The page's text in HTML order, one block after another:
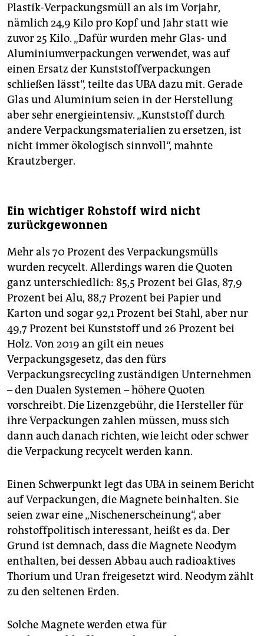
Plastik-Verpackungsmüll an als im Vorjahr,
nämlich 24,9 Kilo pro Kopf und Jahr statt wie
zuvor 25 Kilo. „Dafür wurden mehr Glas- und
Aluminiumverpackungen verwendet, was auf
einen Ersatz der Kunststoffverpackungen
schließen lässt“, teilte das UBA dazu mit. Gerade
Glas und Aluminium seien in der Herstellung
aber sehr energieintensiv. „Kunststoff durch
andere Verpackungsmaterialien zu ersetzen, ist
nicht immer ökologisch sinnvoll“, mahnte
Krautzberger.
Ein wichtiger Rohstoff wird nicht
zurückgewonnen
Mehr als 70 Prozent des Verpackungsmülls
wurden recycelt. Allerdings waren die Quoten
ganz unterschiedlich: 85,5 Prozent bei Glas, 87,9
Prozent bei Alu, 88,7 Prozent bei Papier und
Karton und sogar 92,1 Prozent bei Stahl, aber nur
49,7 Prozent bei Kunststoff und 26 Prozent bei
Holz. Von 2019 an gilt ein neues
Verpackungsgesetz, das den fürs
Verpackungsrecycling zuständigen Unternehmen
– den Dualen Systemen – höhere Quoten
vorschreibt. Die Lizenzgebühr, die Hersteller für
ihre Verpackungen zahlen müssen, muss sich
dann auch danach richten, wie leicht oder schwer
die Verpackung recycelt werden kann.
Einen Schwerpunkt legt das UBA in seinem Bericht
auf Verpackungen, die Magnete beinhalten. Sie
seien zwar eine „Nischenerscheinung“, aber
rohstoffpolitisch interessant, heißt es da. Der
Grund ist demnach, dass die Magnete Neodym
enthalten, bei dessen Abbau auch radioaktives
Thorium und Uran freigesetzt wird. Neodym zählt
zu den seltenen Erden.
Solche Magnete werden etwa für